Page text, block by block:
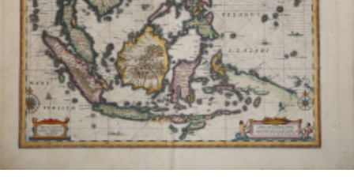
Anteprima
DESCRIZIONE